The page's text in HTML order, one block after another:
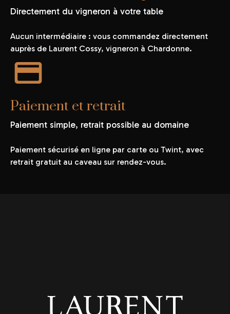
Directement du vigneron à votre table
Aucun intermédiaire : vous commandez directement
auprès de Laurent Cossy, vigneron à Chardonne.
Paiement et retrait
Paiement simple, retrait possible au domaine
Paiement sécurisé en ligne par carte ou Twint, avec
retrait gratuit au caveau sur rendez-vous.